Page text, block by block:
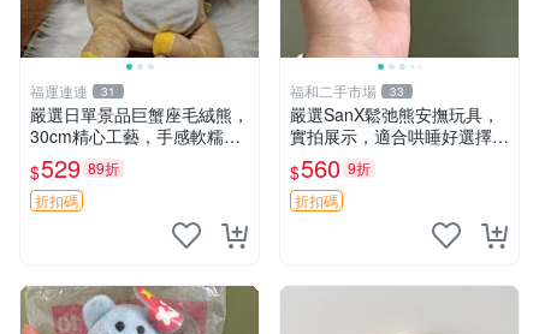
福運連連 31
嚴選日單景品巨蟹座毛絨熊，
30cm精心工藝，手感軟糯推
薦收藏送人 巨蟹座 毛絨玩具
精緻做工
$529 89折
折扣碼
福和二手市場 33
嚴選SanX鬆弛熊安撫玩具，
實拍展示，適合哄睡好選擇
電腦玩具 安撫用品
$560 9折
折扣碼